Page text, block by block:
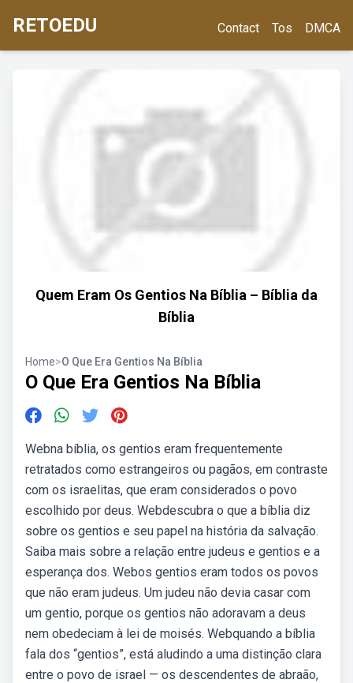
RETOEDU Contact Tos DMCA
Quem Eram Os Gentios Na Bíblia – Bíblia da
Bíblia
Home>O Que Era Gentios Na Bíblia
O Que Era Gentios Na Bíblia
Webna bíblia, os gentios eram frequentemente
retratados como estrangeiros ou pagãos, em contraste
com os israelitas, que eram considerados o povo
escolhido por deus. Webdescubra o que a bíblia diz
sobre os gentios e seu papel na história da salvação.
Saiba mais sobre a relação entre judeus e gentios e a
esperança dos. Webos gentios eram todos os povos
que não eram judeus. Um judeu não devia casar com
um gentio, porque os gentios não adoravam a deus
nem obedeciam à lei de moisés. Webquando a bíblia
fala dos “gentios”, está aludindo a uma distinção clara
entre o povo de israel — os descendentes de abraão,